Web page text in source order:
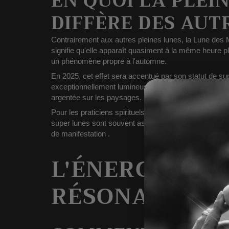
DIFFÈRE DES
Contrairement aux autres pleines lunes, la Lune des
signifie qu'elle apparaît quasiment à la même heure
un phénomène propre à l'automne.
En 2025, cet effet sera accentué par son statut de
exceptionnellement lumineuse
, capable de
argentée sur les paysages.
Pour les praticiens spirituels et les astrologues,
super lunes sont souvent associées à
des émotions
de manifestation .
L'ÉNERGIE
RÉSONANCE